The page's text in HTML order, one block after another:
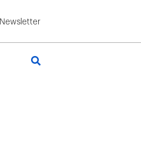
Newsletter